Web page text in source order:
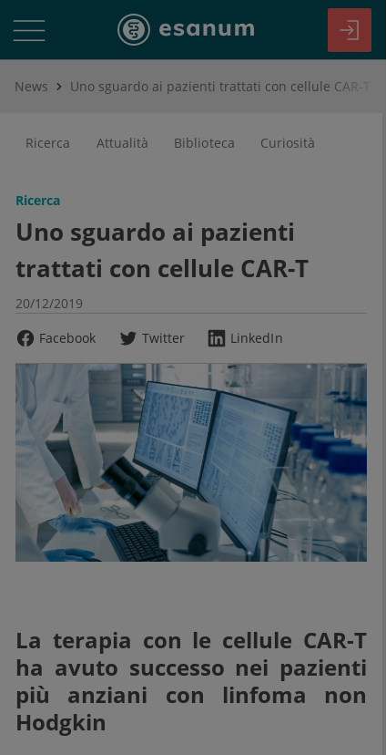
News Uno sguardo ai pazienti trattati con cellule CAR-T
Ricerca Attualità Biblioteca Curiosità
Ricerca
Uno sguardo ai pazienti
trattati con cellule CAR-T
20/12/2019
Facebook
Twitter LinkedIn
La terapia con le cellule CAR-T
ha avuto successo nei pazienti
più anziani con linfoma non
Hodgkin